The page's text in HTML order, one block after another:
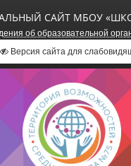
САЙТ МБОУ
об образовательной
Версия сайта для